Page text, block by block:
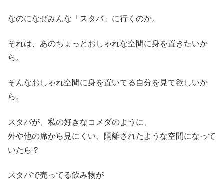
なのになぜみんな「スタバ」に行くのか。
それは、あのちょっとおしゃれな空間に身を置きたいか
ら。
そんなおしゃれ空間に身を置いてる自分を見て欲しいか
ら。
スタバが、私の好きなコメダのように、
外や他の席から見にくい、隔離されたような空間になって
いたら？
スタバで売ってる飲み物が